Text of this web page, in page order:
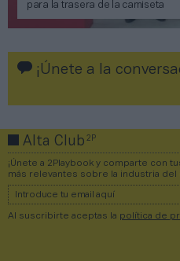
para la trasera de la camiseta
¡Únete a la
Alta Club2P
¡Únete a 2Playbook y comparte con
más relevantes sobre la industria
Al suscribirte aceptas la política de